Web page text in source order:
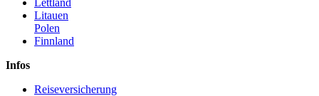
Litauen
Polen
Finnland
Infos
Reiseversicherung